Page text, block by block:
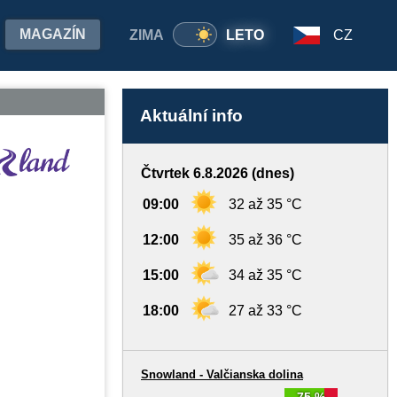
ZIMA LETO
MAGAZÍN CZ
Aktuální info
Čtvrtek 6.8.2026 (dnes)
09:00 32 až 35 °C
12:00 35 až 36 °C
15:00 34 až 35 °C
18:00 27 až 33 °C
Snowland - Valčianska dolina